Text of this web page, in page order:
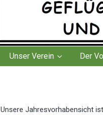
Unser Verein Der
Unsere Jahresvorhabensicht